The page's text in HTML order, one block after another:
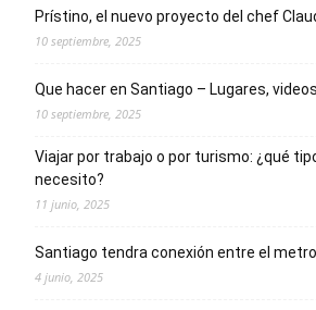
Prístino, el nuevo proyecto del chef
10 septiembre, 2025
Que hacer en Santiago – Lugares,
10 septiembre, 2025
Viajar por trabajo o por turismo: ¿qué
necesito?
11 junio, 2025
Santiago tendra conexión entre el
4 junio, 2025